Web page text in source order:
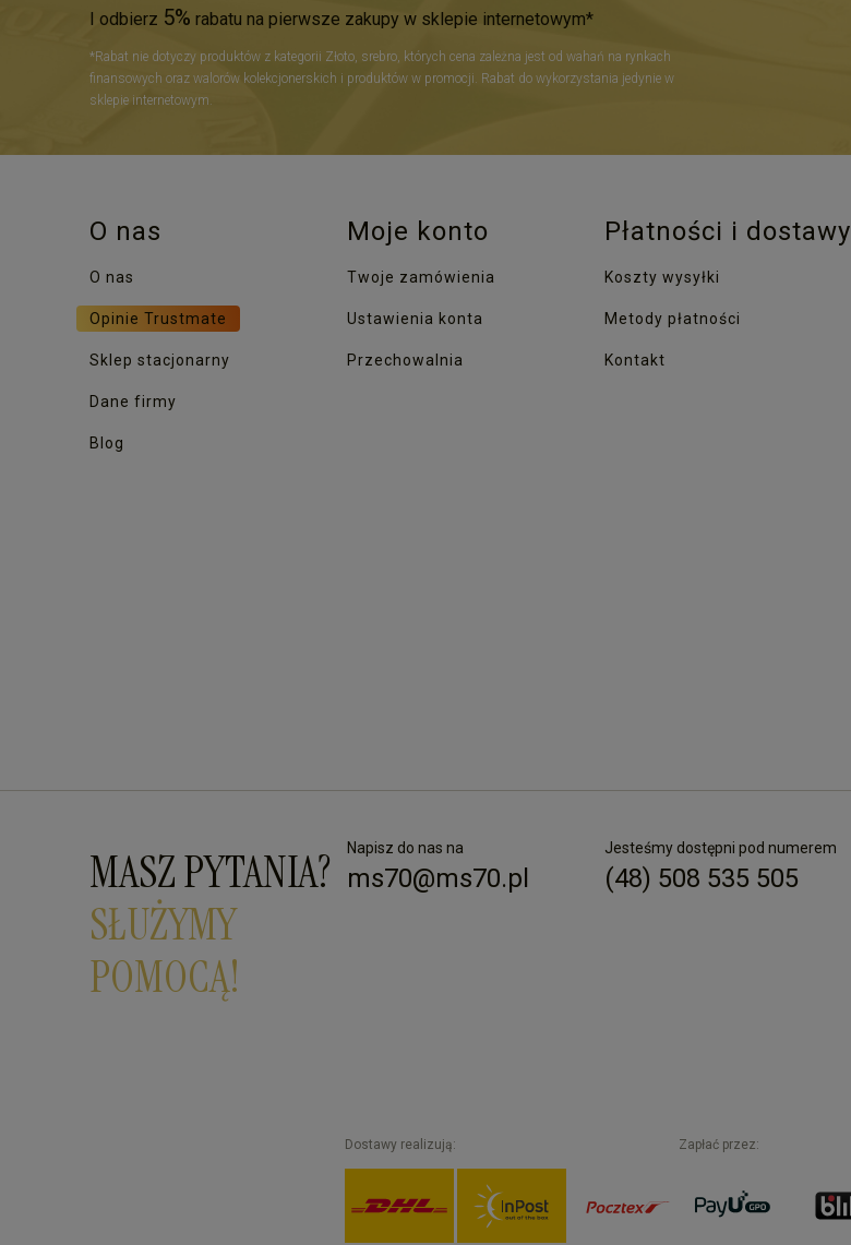
I odbierz 5% rabatu na pierwsze zakupy w sklepie internetowym*
*Rabat nie dotyczy produktów z kategorii Złoto, srebro, których cena zależna jest od wahań na rynkach
finansowych oraz walorów kolekcjonerskich i produktów w promocji. Rabat do wykorzystania jedynie w
sklepie internetowym.
O nas
O nas
Opinie Trustmate
Sklep stacjonarny
Dane firmy
Blog
Moje konto
Twoje zamówienia
Ustawienia konta
Przechowalnia
Płatności i dostawy
Koszty wysyłki
Metody płatności
Kontakt
MASZ PYTANIA?
SŁUŻYMY
POMOCĄ!
Napisz do nas na
ms70@ms70.pl
Jesteśmy dostępni pod numerem
(48) 508 535 505
Dostawy realizują: Zapłać przez: